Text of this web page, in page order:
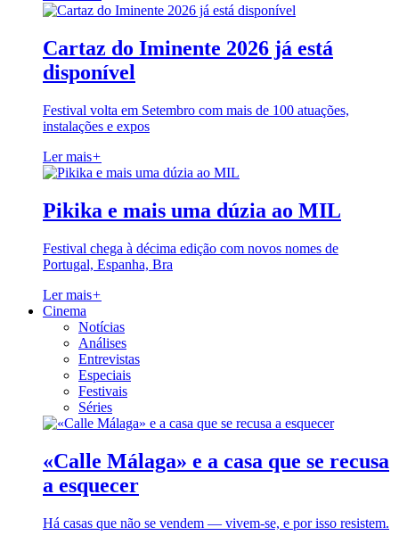
Cartaz do Iminente 2026 já está
disponível
Festival volta em Setembro com mais de 100 atuações,
instalações e expos
Ler mais+
Pikika e mais uma dúzia ao MIL
Festival chega à décima edição com novos nomes de
Portugal, Espanha, Bra
Ler mais+
Cinema
Notícias
Análises
Entrevistas
Especiais
Festivais
Séries
«Calle Málaga» e a casa que se recusa
a esquecer
Há casas que não se vendem — vivem-se, e por isso resistem.